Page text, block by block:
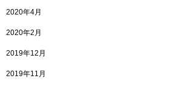
2020年4月
2020年2月
2019年12月
2019年11月